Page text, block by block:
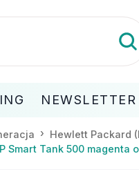
NEWSLETTER
Hewlett Packard
Smart Tank 500 magenta